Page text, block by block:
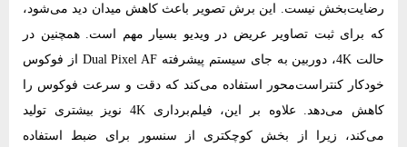
رضایت‌بخش نیست. این برش تصویر باعث کاهش میدان دید می‌شود،
که برای ثبت تصاویر عریض در ویدیو بسیار مهم است. همچنین در
حالت 4K، دوربین به جای سیستم پیشرفته Dual Pixel AF از فوکوس
خودکار کنتراست‌محور استفاده می‌کند که دقت و سرعت فوکوس را
کاهش می‌دهد. علاوه بر این، فیلم‌برداری 4K نویز بیشتری تولید
می‌کند، زیرا از بخش کوچکتری از سنسور برای ضبط استفاده